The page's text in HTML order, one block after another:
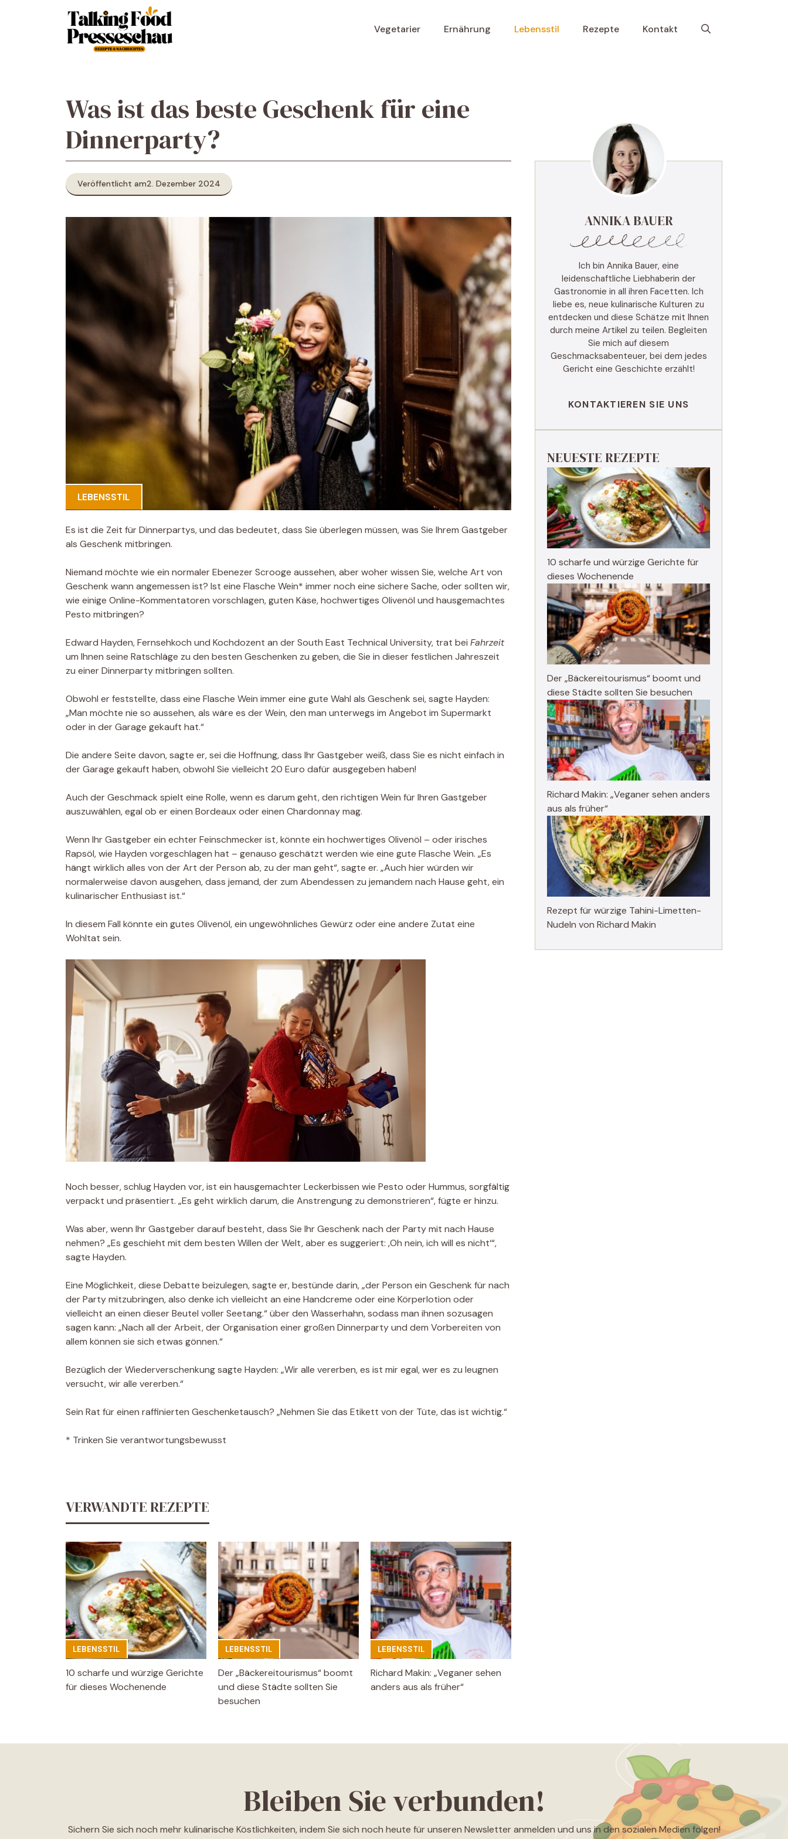
Vegetarier Ernährung Lebensstil Rezepte Kontakt
Was ist das beste Geschenk für eine
Dinnerparty?
Veröffentlicht am2. Dezember 2024
LEBENSSTIL
Es ist die Zeit für Dinnerpartys, und das bedeutet, dass Sie überlegen müssen, was Sie Ihrem Gastgeber
als Geschenk mitbringen.
Niemand möchte wie ein normaler Ebenezer Scrooge aussehen, aber woher wissen Sie, welche Art von
Geschenk wann angemessen ist? Ist eine Flasche Wein* immer noch eine sichere Sache, oder sollten wir,
wie einige Online-Kommentatoren vorschlagen, guten Käse, hochwertiges Olivenöl und hausgemachtes
Pesto mitbringen?
Edward Hayden, Fernsehkoch und Kochdozent an der South East Technical University, trat bei Fahrzeit
um Ihnen seine Ratschläge zu den besten Geschenken zu geben, die Sie in dieser festlichen Jahreszeit
zu einer Dinnerparty mitbringen sollten.
Obwohl er feststellte, dass eine Flasche Wein immer eine gute Wahl als Geschenk sei, sagte Hayden:
„Man möchte nie so aussehen, als wäre es der Wein, den man unterwegs im Angebot im Supermarkt
oder in der Garage gekauft hat.“
Die andere Seite davon, sagte er, sei die Hoffnung, dass Ihr Gastgeber weiß, dass Sie es nicht einfach in
der Garage gekauft haben, obwohl Sie vielleicht 20 Euro dafür ausgegeben haben!
Auch der Geschmack spielt eine Rolle, wenn es darum geht, den richtigen Wein für Ihren Gastgeber
auszuwählen, egal ob er einen Bordeaux oder einen Chardonnay mag.
Wenn Ihr Gastgeber ein echter Feinschmecker ist, könnte ein hochwertiges Olivenöl – oder irisches
Rapsöl, wie Hayden vorgeschlagen hat – genauso geschätzt werden wie eine gute Flasche Wein. „Es
hängt wirklich alles von der Art der Person ab, zu der man geht“, sagte er. „Auch hier würden wir
normalerweise davon ausgehen, dass jemand, der zum Abendessen zu jemandem nach Hause geht, ein
kulinarischer Enthusiast ist.“
In diesem Fall könnte ein gutes Olivenöl, ein ungewöhnliches Gewürz oder eine andere Zutat eine
Wohltat sein.
Noch besser, schlug Hayden vor, ist ein hausgemachter Leckerbissen wie Pesto oder Hummus, sorgfältig
verpackt und präsentiert. „Es geht wirklich darum, die Anstrengung zu demonstrieren“, fügte er hinzu.
Was aber, wenn Ihr Gastgeber darauf besteht, dass Sie Ihr Geschenk nach der Party mit nach Hause
nehmen? „Es geschieht mit dem besten Willen der Welt, aber es suggeriert: ‚Oh nein, ich will es nicht‘“,
sagte Hayden.
Eine Möglichkeit, diese Debatte beizulegen, sagte er, bestünde darin, „der Person ein Geschenk für nach
der Party mitzubringen, also denke ich vielleicht an eine Handcreme oder eine Körperlotion oder
vielleicht an einen dieser Beutel voller Seetang.“ über den Wasserhahn, sodass man ihnen sozusagen
sagen kann: „Nach all der Arbeit, der Organisation einer großen Dinnerparty und dem Vorbereiten von
allem können sie sich etwas gönnen.“
Bezüglich der Wiederverschenkung sagte Hayden: „Wir alle vererben, es ist mir egal, wer es zu leugnen
versucht, wir alle vererben.“
Sein Rat für einen raffinierten Geschenketausch? „Nehmen Sie das Etikett von der Tüte, das ist wichtig.“
* Trinken Sie verantwortungsbewusst
VERWANDTE REZEPTE
LEBENSSTIL
10 scharfe und würzige Gerichte
für dieses Wochenende
LEBENSSTIL
Der „Bäckereitourismus“ boomt
und diese Städte sollten Sie
besuchen
LEBENSSTIL
Richard Makin: „Veganer sehen
anders aus als früher“
ANNIKA BAUER
Ich bin Annika Bauer, eine
leidenschaftliche Liebhaberin der
Gastronomie in all ihren Facetten. Ich
liebe es, neue kulinarische Kulturen zu
entdecken und diese Schätze mit Ihnen
durch meine Artikel zu teilen. Begleiten
Sie mich auf diesem
Geschmacksabenteuer, bei dem jedes
Gericht eine Geschichte erzählt!
KONTAKTIEREN SIE UNS
NEUESTE REZEPTE
10 scharfe und würzige Gerichte für
dieses Wochenende
Der „Bäckereitourismus“ boomt und
diese Städte sollten Sie besuchen
Richard Makin: „Veganer sehen anders
aus als früher“
Rezept für würzige Tahini-Limetten-
Nudeln von Richard Makin
Bleiben Sie verbunden!
Sichern Sie sich noch mehr kulinarische Köstlichkeiten, indem Sie sich noch heute für unseren Newsletter anmelden und uns in den sozialen Medien folgen!